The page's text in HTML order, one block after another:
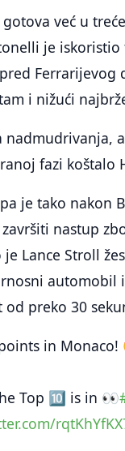
već u
je
Ferrarijevog
i nižući
fazi koštalo
je tako nakon
nastup
Lance Stroll
preko 30
in Monaco!
Top 🔟 is in 👀